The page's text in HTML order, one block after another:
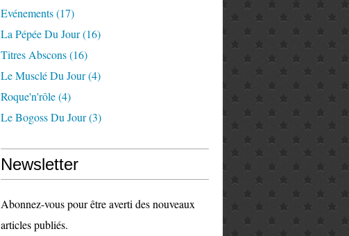
Evénements(17)
La Pépée Du Jour(16)
Titres Abscons(16)
Le Musclé Du Jour(4)
Roque'n'rôle(4)
Le Bogoss Du Jour(3)
Newsletter
Abonnez-vous pour être averti des nouveaux
articles publiés.